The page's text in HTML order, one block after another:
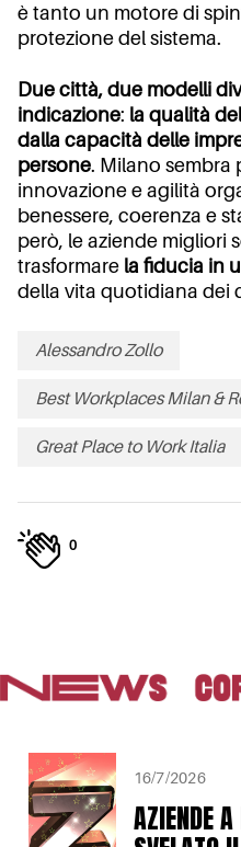
è tanto un motore di
protezione del sistema.
Due città, due modelli
indicazione: la qualità
dalla capacità delle
persone. Milano sembra
innovazione e agilità
benessere, coerenza e
però, le aziende migliori
trasformare la fiducia in
della vita quotidiana dei
Alessandro Zollo
Best Workplaces Milan &
Great Place to Work Italia
0
16/7/2026
AZIENDE